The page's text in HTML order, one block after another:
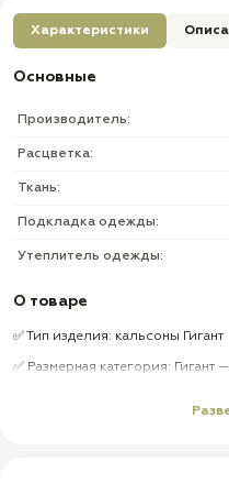
Характеристики
Основные
Производитель:
Расцветка:
Ткань:
Подкладка одежды:
Утеплитель одежды:
О товаре
✅ Тип изделия: кальсоны Гигант
✅ Размерная категория: Гигант
✅ Размеры: 80–82, 84–86,